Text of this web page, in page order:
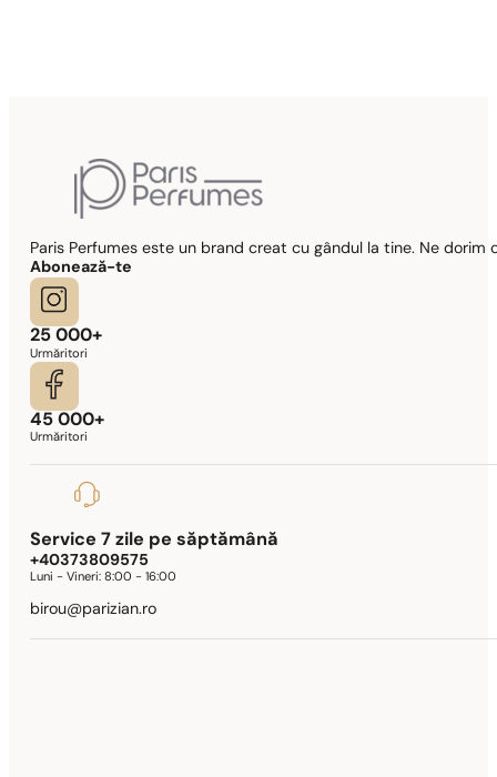
Paris Perfumes este un brand creat cu gândul la tine. Ne
Abonează-te
25 000+
Urmăritori
45 000+
Urmăritori
Service 7 zile pe săptămână
+40373809575
Luni - Vineri:8:00 - 16:00
birou@parizian.ro